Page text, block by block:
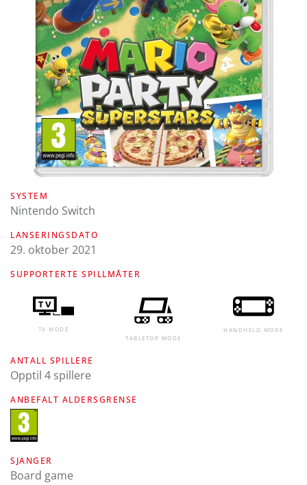
SYSTEM
Nintendo Switch
LANSERINGSDATO
29. oktober 2021
SUPPORTERTE SPILLMÅTER
TV MODE
TABLETOP MODE
HANDHELD MODE
ANTALL SPILLERE
Opptil 4 spillere
ANBEFALT ALDERSGRENSE
SJANGER
Board game